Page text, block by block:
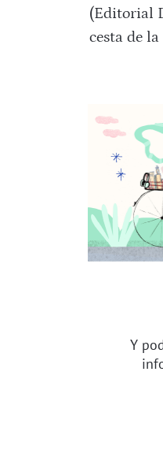
(Editorial
cesta de
Y